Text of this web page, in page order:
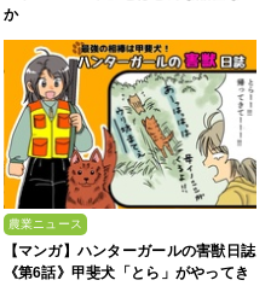
か
農業ニュース
【マンガ】ハンターガールの害獣日誌
《第6話》甲斐犬「とら」がやってき